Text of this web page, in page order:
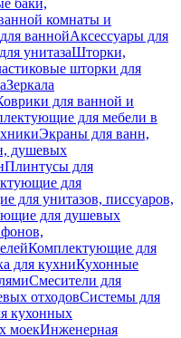
баки,
комнаты и
ваннойАксессуары для
унитазаШторки,
шторки для
Зеркала
для ванной и
для мебели в
Экраны для ванн,
душевых
Плинтусы для
для
для унитазов, писсуаров,
для душевых
Комплектующие для
для кухниКухонные
Смесители для
отходовСистемы для
кухонных
моекИнженерная